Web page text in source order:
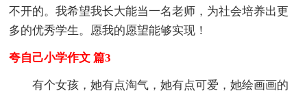
不开的。我希望我长大能当一名老师，为社会培养出更
多的优秀学生。愿我的愿望能够实现！
夸自己小学作文 篇3
有个女孩，她有点淘气，她有点可爱，她绘画画的